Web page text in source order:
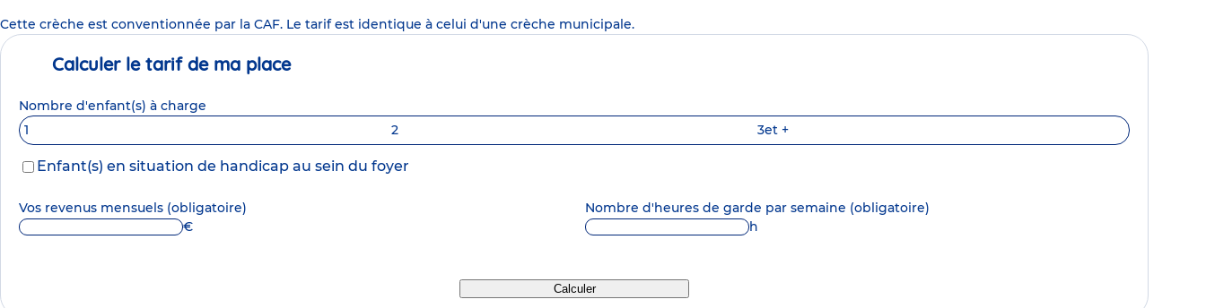
Cette crèche est conventionnée par la CAF. Le tarif est identique à celui d'une crèche municipale.
Calculer le tarif de ma place
Nombre d'enfant(s) à charge
1
2 3et +
Enfant(s) en situation de handicap au sein du foyer
Vos revenus mensuels (obligatoire)
€
Nombre d'heures de garde par semaine (obligatoire)
h
Calculer